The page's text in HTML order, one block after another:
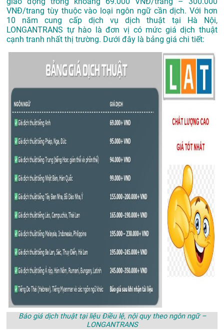
VNĐ/trang tùy thuộc vào loại ngôn ngữ cần dịch. Với hơn
10 năm cung cấp dịch vụdịch thuật tại Hà Nội,
LONGANTRANS tự hào là đơn vị có mức giá dịch thuật
cạnh tranh nhất thị trường. Dưới đây là bảng giá chi tiết:
Báo giá dịch thuật tại liệu Điều lệ, nội quy theo ngôn ngữ –
LONGANTRANS